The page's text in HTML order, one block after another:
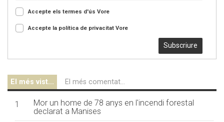
Accepte els termes d'ús Vore
Accepte la política de privacitat Vore
Subscriure
El més vist... El més comentat...
1
Mor un home de 78 anys en l'incendi forestal
declarat a Manises